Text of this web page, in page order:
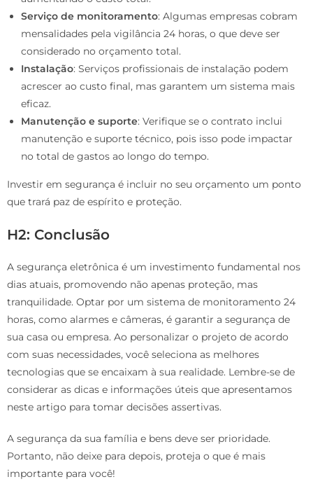
Serviço de monitoramento: Algumas empresas cobram
mensalidades pela vigilância 24 horas, o que deve ser
considerado no orçamento total.
Instalação: Serviços profissionais de instalação podem
acrescer ao custo final, mas garantem um sistema mais
eficaz.
Manutenção e suporte: Verifique se o contrato inclui
manutenção e suporte técnico, pois isso pode impactar
no total de gastos ao longo do tempo.
Investir em segurança é incluir no seu orçamento um ponto
que trará paz de espírito e proteção.
H2: Conclusão
A segurança eletrônica é um investimento fundamental nos
dias atuais, promovendo não apenas proteção, mas
tranquilidade. Optar por um sistema de monitoramento 24
horas, como alarmes e câmeras, é garantir a segurança de
sua casa ou empresa. Ao personalizar o projeto de acordo
com suas necessidades, você seleciona as melhores
tecnologias que se encaixam à sua realidade. Lembre-se de
considerar as dicas e informações úteis que apresentamos
neste artigo para tomar decisões assertivas.
A segurança da sua família e bens deve ser prioridade.
Portanto, não deixe para depois, proteja o que é mais
importante para você!